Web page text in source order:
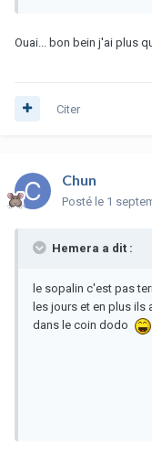
Ouai... bon bein j'ai plus
Citer
Chun
Posté le 1
Hemera a dit :
le sopalin c'est pas
les jours et en plus
dans le coin dodo